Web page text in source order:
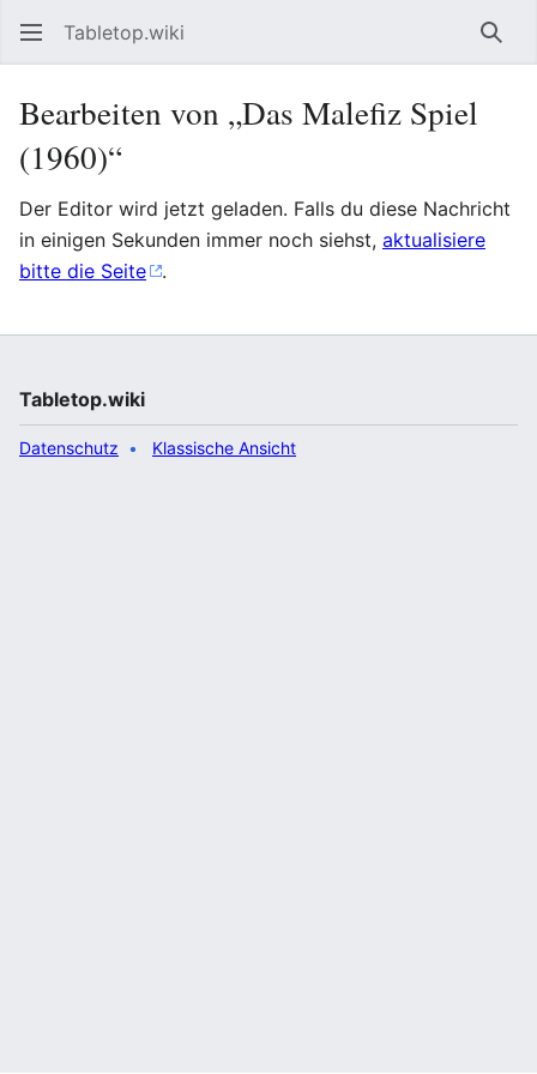
Tabletop.wiki
Bearbeiten von „Das Malefiz Spiel
(1960)“
Der Editor wird jetzt geladen. Falls du diese Nachricht
in einigen Sekunden immer noch siehst, aktualisiere
bitte die Seite
.
Tabletop.wiki
Datenschutz Klassische Ansicht